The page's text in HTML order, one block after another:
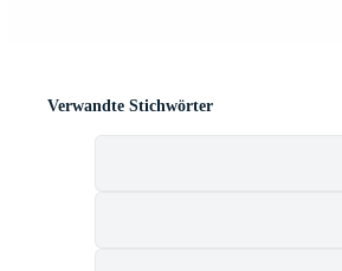
Verwandte Stichwörter